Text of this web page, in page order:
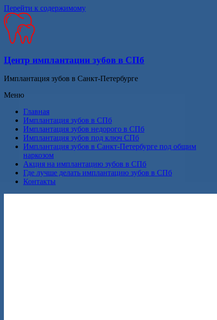
Перейти к содержимому
Центр имплантации зубов в СПб
Имплантация зубов в Санкт-Петербурге
Меню
Главная
Имплантация зубов в СПб
Имплантация зубов недорого в СПб
Имплантация зубов под ключ СПб
Имплантация зубов в Санкт-Петербурге под общим
наркозом
Акция на имплантацию зубов в СПб
Где лучше делать имплантацию зубов в СПб
Контакты